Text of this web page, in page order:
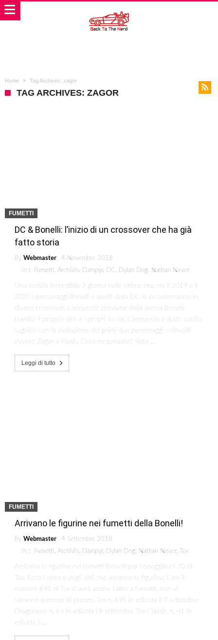
Home Tag Archives: zagor
TAG ARCHIVES: ZAGOR
FUMETTI
DC & Bonelli: l’inizio di un crossover che ha già
fatto storia
By Webmaster
4 Novembre 2018
in :
Fumetti, Archivio, Dampyr, DC, Dylan Dog, Nathan Never
Una notizia incredibile è giunta nelle ultime ore, tra il 2019 e il
2020 i personaggi Bonelli e quelli della DC si incontreranno in
diversi crossover. L’annuncio proviene dalla stessa Bonelli
tramite il proprio sito e i propri social. L’annuncio è stato subito
seguito con la rivelazione dei primi due personaggi coinvolti
ovvero Zagor e Flash. Cosa ne pensate? Siete …
Leggi di tutto
FUMETTI
Arrivano le figurine nei fumetti della Bonelli!
By Webmaster
4 Settembre 2018
in :
Fumetti, Archivio, Dampyr, Dylan Dog, Nathan Never, Tex
Arrivano le figurine nei fumetti Bonelli per festeggiare i 70 di
Tex. Ecco l’elenco degli albi che avranno le figurine! Con il
numero 695 di Tex si avrà anche l’albo a fumetti, non vi
saranno aumenti di prezzo. Tex n. 695 in edicola il 7 settembre
Dragonero n. 64 in edicola l’8 settembre Tex Classic n. 41 in
edicola il …